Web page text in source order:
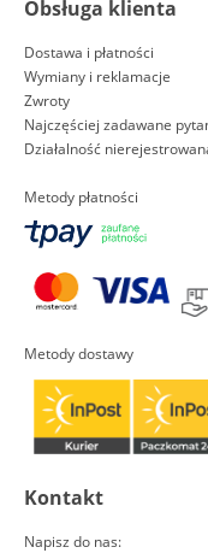
Obsługa klienta
Dostawa i płatności
Wymiany i reklamacje
Zwroty
Najczęściej zadawane
Działalność
Metody płatności
Metody dostawy
Kontakt
Napisz do nas: